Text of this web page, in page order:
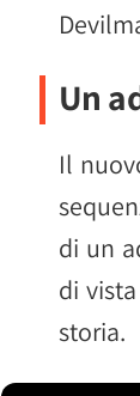
Un
Il
di un
di
storia.